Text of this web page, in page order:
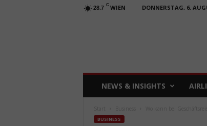
28.7 C WIEN DONNERSTAG, 6.
A
NEWS & INSIGHTS
BUSINESS